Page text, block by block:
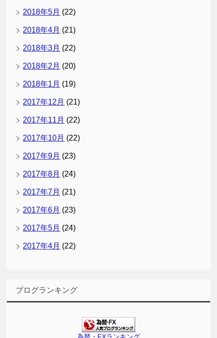
2018年5月 (22)
2018年4月 (21)
2018年3月 (22)
2018年2月 (20)
2018年1月 (19)
2017年12月 (21)
2017年11月 (22)
2017年10月 (22)
2017年9月 (23)
2017年8月 (24)
2017年7月 (21)
2017年6月 (23)
2017年5月 (24)
2017年4月 (22)
ブログランキング
為替・FXランキング